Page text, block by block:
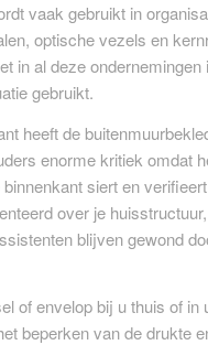
vaak gebruikt in
optische vezels en
in al deze ondernemingen
gebruikt.
heeft de
enorme kritiek omdat
siert en
over je
blijven gewond
of envelop bij u thuis of in
beperken van de drukte